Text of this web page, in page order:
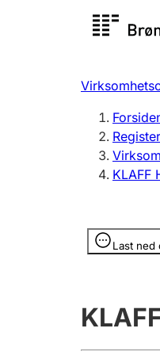
KLAFF
Last ned